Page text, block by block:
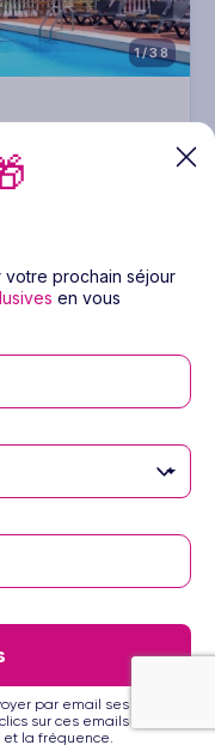
1/38
inclus
seul)
votre prochain séjour
en vous
par email ses offres
sur ces emails soient
et la fréquence.